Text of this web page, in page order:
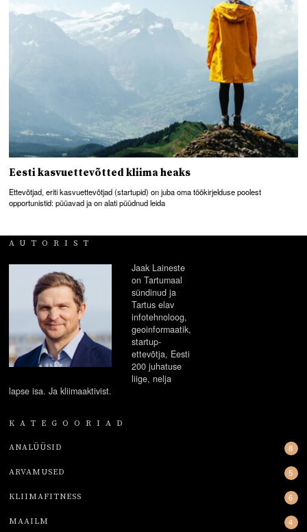
Eesti kasvuettevõtted kliima heaks
Ettevõtjad, eriti kasvuettevõtjad (startupid) on juba oma töökirjelduse poolest
opportunistid: püüavad ja on alati püüdnud leida
AUTORIST
Jaak Laineste
on Tartumaal
sündinud ja
Tartus elav
infotehnoloog,
geoinformaatik,
startup-
ettevõtja, Eesti
200 juhatuse
liige, nelja
lapse isa. Ja kliimaaktivist.
KATEGOORIAD
ANALÜÜSID 8
ARVAMUSED 5
KLIIMAFITNESS 6
MAAILM 4